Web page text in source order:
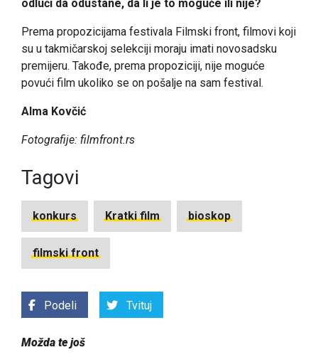
odluči da odustane, da li je to moguće ili nije?
Prema propozicijama festivala Filmski front, filmovi koji
su u takmičarskoj selekciji moraju imati novosadsku
premijeru. Takođe, prema propoziciji, nije moguće
povući film ukoliko se on pošalje na sam festival.
Alma Kovčić
Fotografije: filmfront.rs
Tagovi
konkurs Kratki film bioskop
filmski front
Podeli Tvituj
Možda te još